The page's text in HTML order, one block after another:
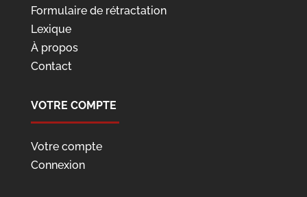
Formulaire de rétractation
Lexique
À propos
Contact
VOTRE COMPTE
Votre compte
Connexion